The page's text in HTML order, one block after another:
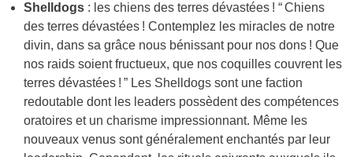
Shelldogs : les chiens des terres dévastées ! “ Chiens
des terres dévastées ! Contemplez les miracles de notre
divin, dans sa grâce nous bénissant pour nos dons ! Que
nos raids soient fructueux, que nos coquilles couvrent les
terres dévastées ! ” Les Shelldogs sont une faction
redoutable dont les leaders possèdent des compétences
oratoires et un charisme impressionnant. Même les
nouveaux venus sont généralement enchantés par leur